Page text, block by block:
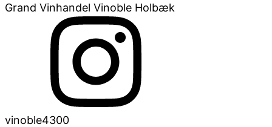
Grand Vinhandel Vinoble Holbæk
vinoble4300